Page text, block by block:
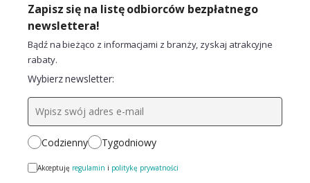
Zapisz się na listę odbiorców bezpłatnego
newslettera!
Bądź na bieżąco z informacjami z branży, zyskaj atrakcyjne
rabaty.
Wybierz newsletter:
Codzienny Tygodniowy
Akceptuję regulamin i politykę prywatności